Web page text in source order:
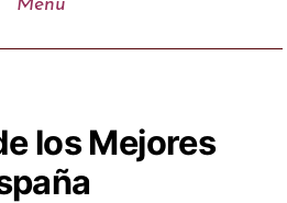
los Mejores